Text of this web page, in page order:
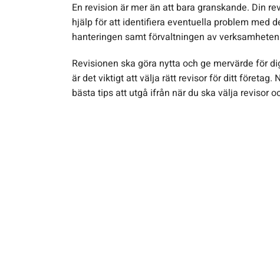
En revision är mer än att bara granskande. Din
hjälp för att identifiera eventuella problem med
hanteringen samt förvaltningen av
Revisionen ska göra nytta och ge mervärde för
är det viktigt att välja rätt revisor för ditt företag.
bästa tips att utgå ifrån när du ska välja revisor